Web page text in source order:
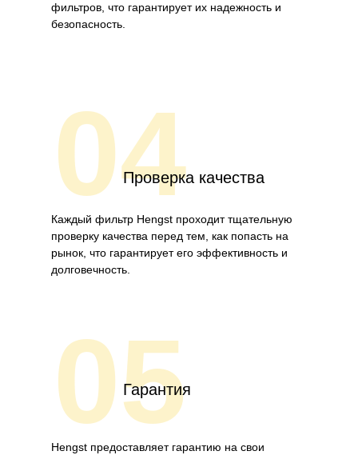
фильтров, что гарантирует их надежность и
безопасность.
04Проверка качества
Каждый фильтр Hengst проходит тщательную
проверку качества перед тем, как попасть на
рынок, что гарантирует его эффективность и
долговечность.
05
Гарантия
Hengst предоставляет гарантию на свои